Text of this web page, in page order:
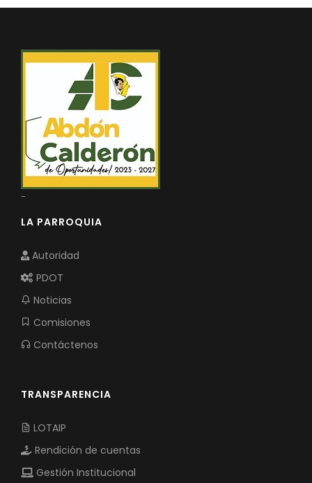
-
LA PARROQUIA
Autoridad
PDOT
Noticias
Comisiones
Contáctenos
TRANSPARENCIA
LOTAIP
Rendición de cuentas
Gestión Institucional